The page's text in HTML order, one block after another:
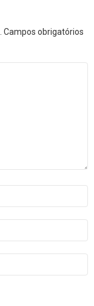
Campos obrigatórios